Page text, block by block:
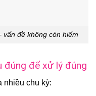
vấn đề không còn hiếm
đúng để xử lý đúng
nhiều chu kỳ: